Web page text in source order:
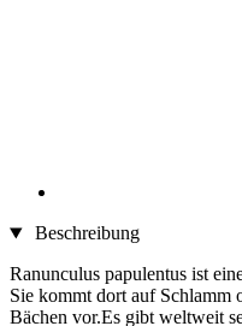
Beschreibung
Ranunculus papulentus ist
Sie kommt dort auf Schlamm
Bächen vor.Es gibt weltweit